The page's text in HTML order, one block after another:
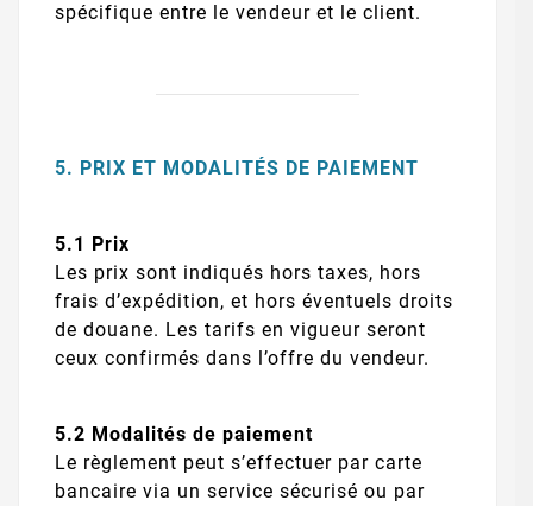
spécifique entre le vendeur et le client.
5. PRIX ET MODALITÉS DE PAIEMENT
5.1 Prix
Les prix sont indiqués hors taxes, hors
frais d’expédition, et hors éventuels droits
de douane. Les tarifs en vigueur seront
ceux confirmés dans l’offre du vendeur.
5.2 Modalités de paiement
Le règlement peut s’effectuer par carte
bancaire via un service sécurisé ou par